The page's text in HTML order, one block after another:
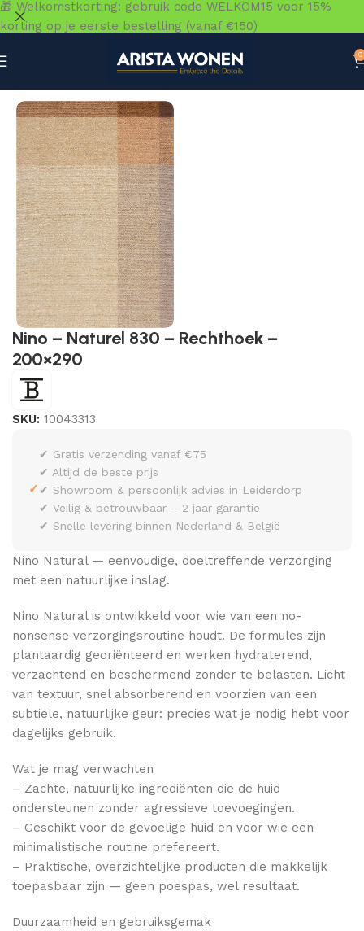
0
Nino – Naturel 830 – Rechthoek –
200×290
SKU: 10043313
✓
✔ Gratis verzending vanaf €75
✔ Altijd de beste prijs
✔ Showroom & persoonlijk advies in Leiderdorp
✔ Veilig & betrouwbaar – 2 jaar garantie
✔ Snelle levering binnen Nederland & België
Nino Natural — eenvoudige, doeltreffende verzorging
met een natuurlijke inslag.
Nino Natural is ontwikkeld voor wie van een no-
nonsense verzorgingsroutine houdt. De formules zijn
plantaardig georiënteerd en werken hydraterend,
verzachtend en beschermend zonder te belasten. Licht
van textuur, snel absorberend en voorzien van een
subtiele, natuurlijke geur: precies wat je nodig hebt voor
dagelijks gebruik.
Wat je mag verwachten
– Zachte, natuurlijke ingrediënten die de huid
ondersteunen zonder agressieve toevoegingen.
– Geschikt voor de gevoelige huid en voor wie een
minimalistische routine prefereert.
– Praktische, overzichtelijke producten die makkelijk
toepasbaar zijn — geen poespas, wel resultaat.
Duurzaamheid en gebruiksgemak
🎁 Welkomstkorting: gebruik code WELKOM15 voor 15%
korting op je eerste bestelling (vanaf €150)